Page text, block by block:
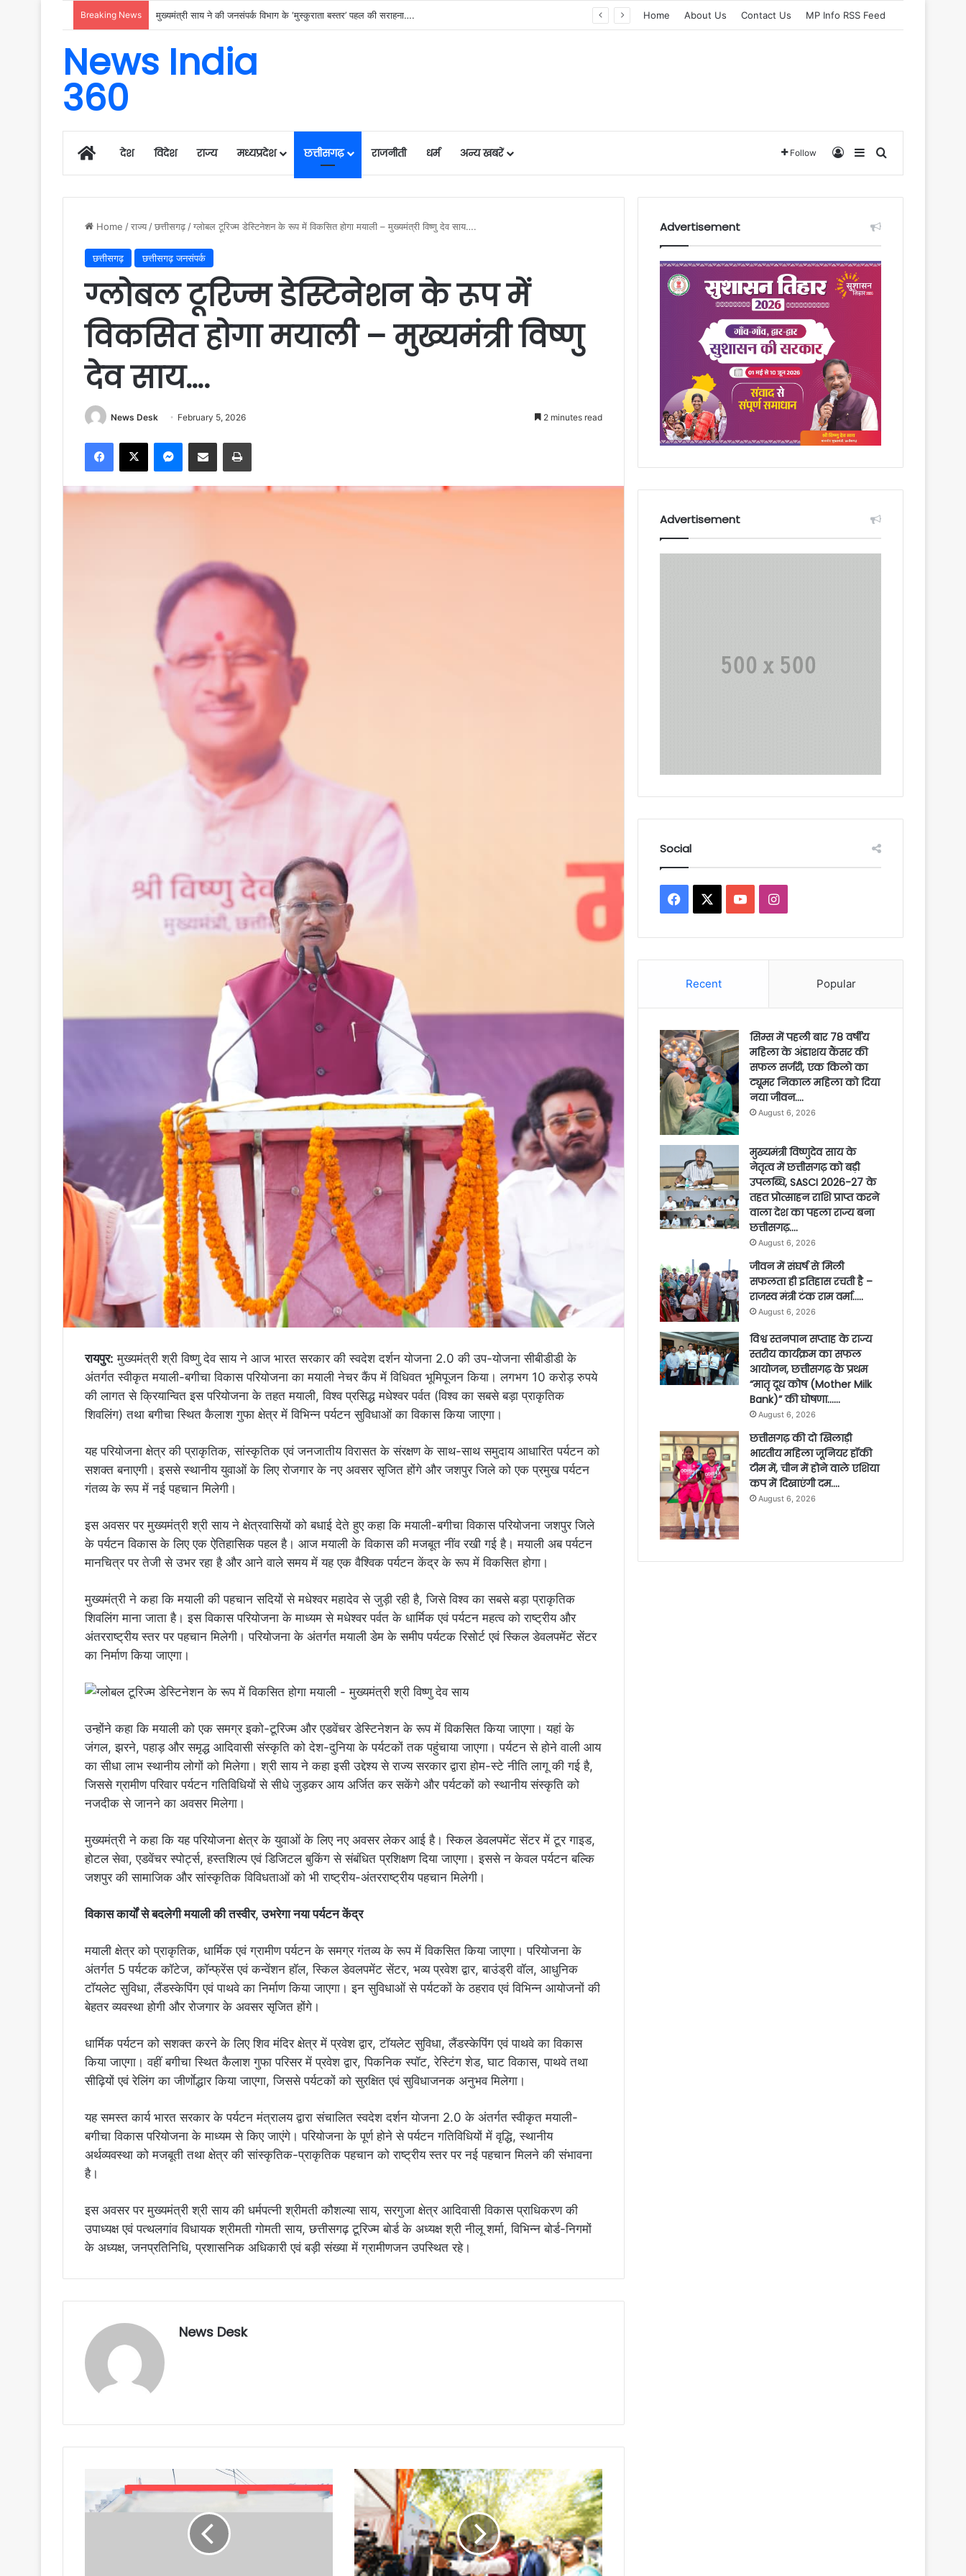
Breaking News जरूरतमंदो की संजीवनी बना छत्तीसगढ़ का समाज कल्याण मॉडल…. Home About Us Contact Us MP Info RSS Feed
News India
360
Homeदेश विदेश राज्य मध्यप्रदेश छत्तीसगढ़ राजनीती धर्म अन्य खबरें Follow Log InSidebarSearch for
Home /राज्य /छत्तीसगढ़ /ग्लोबल टूरिज्म डेस्टिनेशन के रूप में विकसित होगा मयाली – मुख्यमंत्री विष्णु देव साय….
छत्तीसगढ़ छत्तीसगढ़ जनसंपर्क
ग्लोबल टूरिज्म डेस्टिनेशन के रूप में
विकसित होगा मयाली – मुख्यमंत्री विष्णु
देव साय….
News Desk February 5, 2026 2 minutes read
Facebook
X Messenger
Share via Email Print
रायपुर: मुख्यमंत्री श्री विष्णु देव साय ने आज भारत सरकार की स्वदेश दर्शन योजना 2.0 की उप-योजना सीबीडीडी के
अंतर्गत स्वीकृत मयाली-बगीचा विकास परियोजना का मयाली नेचर कैंप में विधिवत भूमिपूजन किया। लगभग 10 करोड़ रुपये
की लागत से क्रियान्वित इस परियोजना के तहत मयाली, विश्व प्रसिद्ध मधेश्वर पर्वत (विश्व का सबसे बड़ा प्राकृतिक
शिवलिंग) तथा बगीचा स्थित कैलाश गुफा क्षेत्र में विभिन्न पर्यटन सुविधाओं का विकास किया जाएगा।
यह परियोजना क्षेत्र की प्राकृतिक, सांस्कृतिक एवं जनजातीय विरासत के संरक्षण के साथ-साथ समुदाय आधारित पर्यटन को
सशक्त बनाएगी। इससे स्थानीय युवाओं के लिए रोजगार के नए अवसर सृजित होंगे और जशपुर जिले को एक प्रमुख पर्यटन
गंतव्य के रूप में नई पहचान मिलेगी।
इस अवसर पर मुख्यमंत्री श्री साय ने क्षेत्रवासियों को बधाई देते हुए कहा कि मयाली-बगीचा विकास परियोजना जशपुर जिले
के पर्यटन विकास के लिए एक ऐतिहासिक पहल है। आज मयाली के विकास की मजबूत नींव रखी गई है। मयाली अब पर्यटन
मानचित्र पर तेजी से उभर रहा है और आने वाले समय में यह एक वैश्विक पर्यटन केंद्र के रूप में विकसित होगा।
मुख्यमंत्री ने कहा कि मयाली की पहचान सदियों से मधेश्वर महादेव से जुड़ी रही है, जिसे विश्व का सबसे बड़ा प्राकृतिक
शिवलिंग माना जाता है। इस विकास परियोजना के माध्यम से मधेश्वर पर्वत के धार्मिक एवं पर्यटन महत्व को राष्ट्रीय और
अंतरराष्ट्रीय स्तर पर पहचान मिलेगी। परियोजना के अंतर्गत मयाली डेम के समीप पर्यटक रिसोर्ट एवं स्किल डेवलपमेंट सेंटर
का निर्माण किया जाएगा।
उन्होंने कहा कि मयाली को एक समग्र इको-टूरिज्म और एडवेंचर डेस्टिनेशन के रूप में विकसित किया जाएगा। यहां के
जंगल, झरने, पहाड़ और समृद्ध आदिवासी संस्कृति को देश-दुनिया के पर्यटकों तक पहुंचाया जाएगा। पर्यटन से होने वाली आय
का सीधा लाभ स्थानीय लोगों को मिलेगा। श्री साय ने कहा इसी उद्देश्य से राज्य सरकार द्वारा होम-स्टे नीति लागू की गई है,
जिससे ग्रामीण परिवार पर्यटन गतिविधियों से सीधे जुड़कर आय अर्जित कर सकेंगे और पर्यटकों को स्थानीय संस्कृति को
नजदीक से जानने का अवसर मिलेगा।
मुख्यमंत्री ने कहा कि यह परियोजना क्षेत्र के युवाओं के लिए नए अवसर लेकर आई है। स्किल डेवलपमेंट सेंटर में टूर गाइड,
होटल सेवा, एडवेंचर स्पोर्ट्स, हस्तशिल्प एवं डिजिटल बुकिंग से संबंधित प्रशिक्षण दिया जाएगा। इससे न केवल पर्यटन बल्कि
जशपुर की सामाजिक और सांस्कृतिक विविधताओं को भी राष्ट्रीय-अंतरराष्ट्रीय पहचान मिलेगी।
विकास कार्यों से बदलेगी मयाली की तस्वीर, उभरेगा नया पर्यटन केंद्र
मयाली क्षेत्र को प्राकृतिक, धार्मिक एवं ग्रामीण पर्यटन के समग्र गंतव्य के रूप में विकसित किया जाएगा। परियोजना के
अंतर्गत 5 पर्यटक कॉटेज, कॉन्फ्रेंस एवं कन्वेंशन हॉल, स्किल डेवलपमेंट सेंटर, भव्य प्रवेश द्वार, बाउंड्री वॉल, आधुनिक
टॉयलेट सुविधा, लैंडस्केपिंग एवं पाथवे का निर्माण किया जाएगा। इन सुविधाओं से पर्यटकों के ठहराव एवं विभिन्न आयोजनों की
बेहतर व्यवस्था होगी और रोजगार के अवसर सृजित होंगे।
धार्मिक पर्यटन को सशक्त करने के लिए शिव मंदिर क्षेत्र में प्रवेश द्वार, टॉयलेट सुविधा, लैंडस्केपिंग एवं पाथवे का विकास
किया जाएगा। वहीं बगीचा स्थित कैलाश गुफा परिसर में प्रवेश द्वार, पिकनिक स्पॉट, रेस्टिंग शेड, घाट विकास, पाथवे तथा
सीढ़ियों एवं रेलिंग का जीर्णाेद्धार किया जाएगा, जिससे पर्यटकों को सुरक्षित एवं सुविधाजनक अनुभव मिलेगा।
यह समस्त कार्य भारत सरकार के पर्यटन मंत्रालय द्वारा संचालित स्वदेश दर्शन योजना 2.0 के अंतर्गत स्वीकृत मयाली-
बगीचा विकास परियोजना के माध्यम से किए जाएंगे। परियोजना के पूर्ण होने से पर्यटन गतिविधियों में वृद्धि, स्थानीय
अर्थव्यवस्था को मजबूती तथा क्षेत्र की सांस्कृतिक-प्राकृतिक पहचान को राष्ट्रीय स्तर पर नई पहचान मिलने की संभावना
है।
इस अवसर पर मुख्यमंत्री श्री साय की धर्मपत्नी श्रीमती कौशल्या साय, सरगुजा क्षेत्र आदिवासी विकास प्राधिकरण की
उपाध्यक्ष एवं पत्थलगांव विधायक श्रीमती गोमती साय, छत्तीसगढ़ टूरिज्म बोर्ड के अध्यक्ष श्री नीलू शर्मा, विभिन्न बोर्ड-निगमों
के अध्यक्ष, जनप्रतिनिधि, प्रशासनिक अधिकारी एवं बड़ी संख्या में ग्रामीणजन उपस्थित रहे।
News Desk
Advertisement
Advertisement
Social
Facebook YouTubeInstagram
Recent Popular
सिम्स में पहली बार 78 वर्षीय
महिला के अंडाशय कैंसर की
सफल सर्जरी, एक किलो का
ट्यूमर निकाल महिला को दिया
नया जीवन….
August 6, 2026
मुख्यमंत्री विष्णुदेव साय के
नेतृत्व में छत्तीसगढ़ को बड़ी
उपलब्धि, SASCI 2026-27 के
तहत प्रोत्साहन राशि प्राप्त करने
वाला देश का पहला राज्य बना
छत्तीसगढ़….
August 6, 2026
जीवन में संघर्ष से मिली
सफलता ही इतिहास रचती है –
राजस्व मंत्री टंक राम वर्मा…..
August 6, 2026
विश्व स्तनपान सप्ताह के राज्य
स्तरीय कार्यक्रम का सफल
आयोजन, छत्तीसगढ़ के प्रथम
“मातृ दूध कोष (Mother Milk
Bank)” की घोषणा……
August 6, 2026
छत्तीसगढ़ की दो खिलाड़ी
भारतीय महिला जूनियर हॉकी
टीम में, चीन में होने वाले एशिया
कप में दिखाएंगी दम….
August 6, 2026